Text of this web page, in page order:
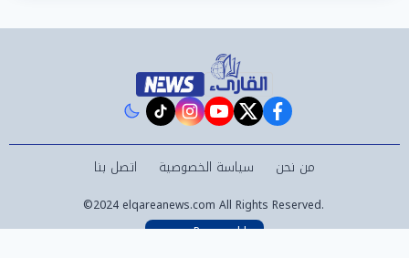
facebook
twitter
youtube
instagram
tiktok
من نحن سياسة الخصوصية اتصل بنا
©2024 elqareanews.com All Rights Reserved.
Powered by